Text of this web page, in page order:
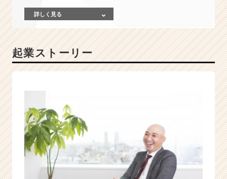
ジ
ル
ナ
ロ
独
自
戦
略
で
詳しく見る
起業ストーリー